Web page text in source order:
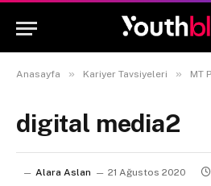
Anasayfa » Kariyer Tavsiyeleri » MT
digital media2
Alara Aslan 21 Ağustos 2020